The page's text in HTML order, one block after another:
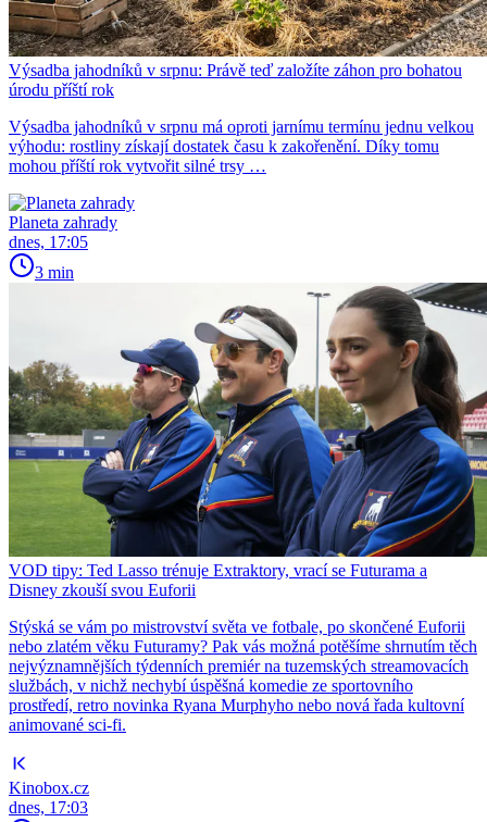
Výsadba jahodníků v srpnu: Právě teď založíte záhon pro bohatou
úrodu příští rok
Výsadba jahodníků v srpnu má oproti jarnímu termínu jednu velkou
výhodu: rostliny získají dostatek času k zakořenění. Díky tomu
mohou příští rok vytvořit silné trsy …
Planeta zahrady
dnes, 17:05
3 min
VOD tipy: Ted Lasso trénuje Extraktory, vrací se Futurama a
Disney zkouší svou Euforii
Stýská se vám po mistrovství světa ve fotbale, po skončené Euforii
nebo zlatém věku Futuramy? Pak vás možná potěšíme shrnutím těch
nejvýznamnějších týdenních premiér na tuzemských streamovacích
službách, v nichž nechybí úspěšná komedie ze sportovního
prostředí, retro novinka Ryana Murphyho nebo nová řada kultovní
animované sci-fi.
Kinobox.cz
dnes, 17:03